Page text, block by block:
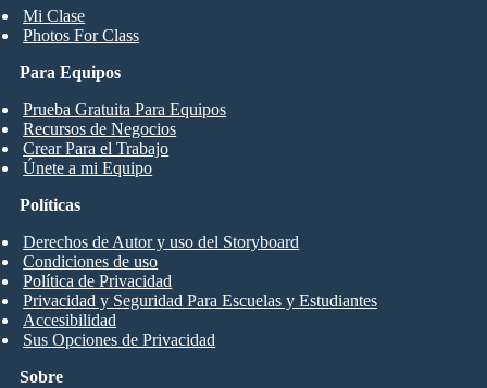
Mi Clase
Photos For Class
Para Equipos
Prueba Gratuita Para Equipos
Recursos de Negocios
Crear Para el Trabajo
Únete a mi Equipo
Sobre
Políticas
Derechos de Autor y uso del Storyboard
Condiciones de uso
Política de Privacidad
Privacidad y Seguridad Para Escuelas y Estudiantes
Accesibilidad
Sus Opciones de Privacidad